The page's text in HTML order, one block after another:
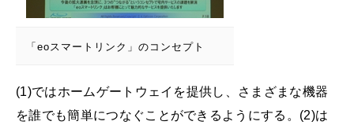
「eoスマートリンク」のコンセプト
(1)ではホームゲートウェイを提供し、さまざまな機器
を誰でも簡単につなぐことができるようにする。(2)は